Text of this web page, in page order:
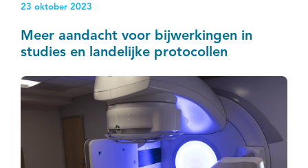
23 oktober 2023
Meer aandacht voor bijwerkingen in
studies en landelijke protocollen